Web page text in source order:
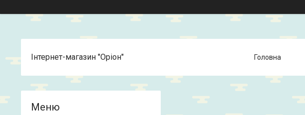
Інтернет-магазин "Оріон" Головна